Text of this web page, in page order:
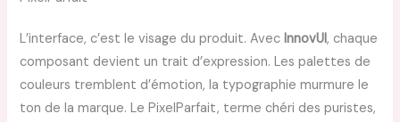
L’interface, c’est le visage du produit. AvecInnovUI, chaque
composant devient un trait d’expression. Les palettes de
couleurs tremblent d’émotion, la typographie murmure le
ton de la marque. Le PixelParfait, terme chéri des puristes,